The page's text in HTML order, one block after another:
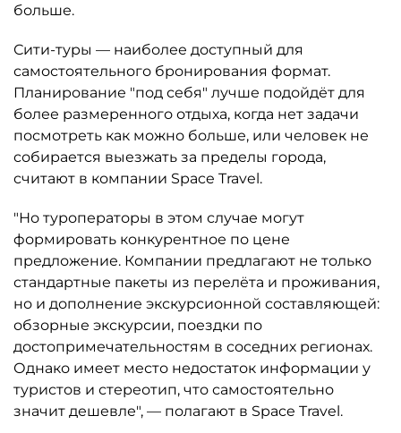
больше.
Сити-туры — наиболее доступный для
самостоятельного бронирования формат.
Планирование "под себя" лучше подойдёт для
более размеренного отдыха, когда нет задачи
посмотреть как можно больше, или человек не
собирается выезжать за пределы города,
считают в компании Space Travel.
"Но туроператоры в этом случае могут
формировать конкурентное по цене
предложение. Компании предлагают не только
стандартные пакеты из перелёта и проживания,
но и дополнение экскурсионной составляющей:
обзорные экскурсии, поездки по
достопримечательностям в соседних регионах.
Однако имеет место недостаток информации у
туристов и стереотип, что самостоятельно
значит дешевле", — полагают в Space Travel.